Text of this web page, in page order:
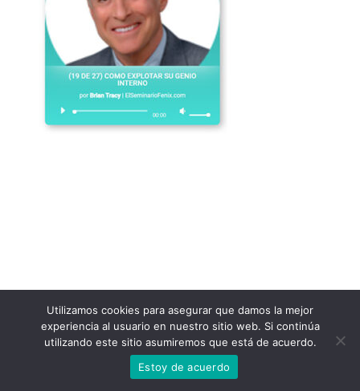
| Funciona gracias aWordPress
Utilizamos cookies para asegurar que damos la mejor
experiencia al usuario en nuestro sitio web. Si continúa
utilizando este sitio asumiremos que está de acuerdo.
Estoy de acuerdo